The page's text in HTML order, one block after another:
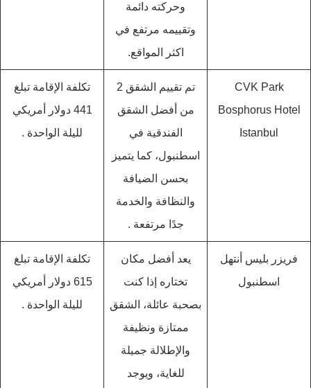
وحركته دائمة
وتقييمه مرتفع في
اكثر المواقع.
CVK Park
Bosphorus Hotel
Istanbul‬
تم تقييم الشقق 2
من أفضل الشقق
الفندقية في
اسطنبول، كما يتميز
بحسن الضيافة
والنظافة والخدمة
جدًا مرتفعة .
تكلفة الإقامة تبلغ
441 دولار أمريكي
لليلة الواحدة .
فريزر بليس أنتهل
اسطنبول
يعد أفضل مكان
تختاره إذا كنت
بصحبة عائلة، الشقق
ممتازة ونظيفة
والإطلالة جميلة
للغاية، ويوجد
تكلفة الإقامة تبلغ
615 دولار أمريكي
لليلة الواحدة .